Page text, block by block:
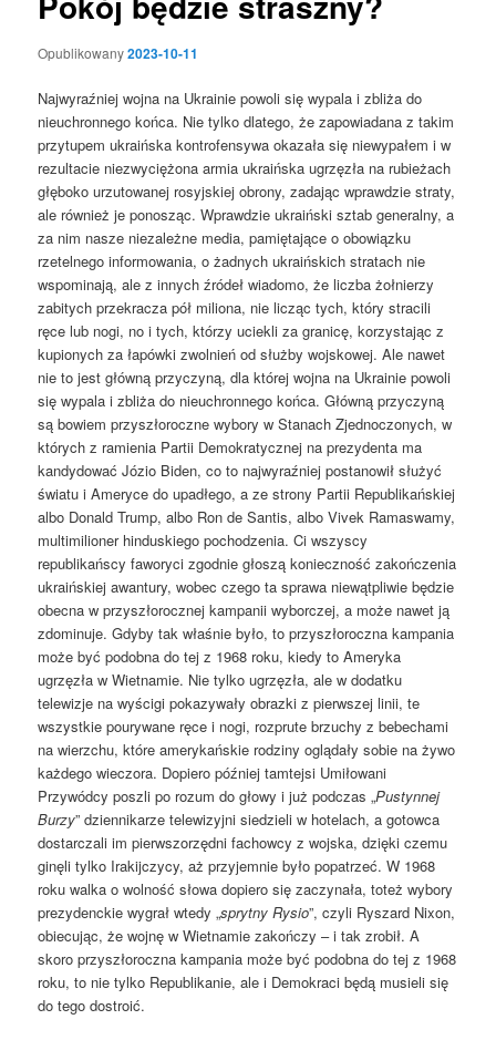
Opublikowany2023-10-11
Najwyraźniej wojna na Ukrainie powoli się wypala i zbliża do
nieuchronnego końca. Nie tylko dlatego, że zapowiadana z takim
przytupem ukraińska kontrofensywa okazała się niewypałem i w
rezultacie niezwyciężona armia ukraińska ugrzęzła na rubieżach
głęboko urzutowanej rosyjskiej obrony, zadając wprawdzie straty,
ale również je ponosząc. Wprawdzie ukraiński sztab generalny, a
za nim nasze niezależne media, pamiętające o obowiązku
rzetelnego informowania, o żadnych ukraińskich stratach nie
wspominają, ale z innych źródeł wiadomo, że liczba żołnierzy
zabitych przekracza pół miliona, nie licząc tych, który stracili
ręce lub nogi, no i tych, którzy uciekli za granicę, korzystając z
kupionych za łapówki zwolnień od służby wojskowej. Ale nawet
nie to jest główną przyczyną, dla której wojna na Ukrainie powoli
się wypala i zbliża do nieuchronnego końca. Główną przyczyną
są bowiem przyszłoroczne wybory w Stanach Zjednoczonych, w
których z ramienia Partii Demokratycznej na prezydenta ma
kandydować Józio Biden, co to najwyraźniej postanowił służyć
światu i Ameryce do upadłego, a ze strony Partii Republikańskiej
albo Donald Trump, albo Ron de Santis, albo Vivek Ramaswamy,
multimilioner hinduskiego pochodzenia. Ci wszyscy
republikańscy faworyci zgodnie głoszą konieczność zakończenia
ukraińskiej awantury, wobec czego ta sprawa niewątpliwie będzie
obecna w przyszłorocznej kampanii wyborczej, a może nawet ją
zdominuje. Gdyby tak właśnie było, to przyszłoroczna kampania
może być podobna do tej z 1968 roku, kiedy to Ameryka
ugrzęzła w Wietnamie. Nie tylko ugrzęzła, ale w dodatku
telewizje na wyścigi pokazywały obrazki z pierwszej linii, te
wszystkie pourywane ręce i nogi, rozprute brzuchy z bebechami
na wierzchu, które amerykańskie rodziny oglądały sobie na żywo
każdego wieczora. Dopiero później tamtejsi Umiłowani
Przywódcy poszli po rozum do głowy i już podczas „Pustynnej
Burzy” dziennikarze telewizyjni siedzieli w hotelach, a gotowca
dostarczali im pierwszorzędni fachowcy z wojska, dzięki czemu
ginęli tylko Irakijczycy, aż przyjemnie było popatrzeć. W 1968
roku walka o wolność słowa dopiero się zaczynała, toteż wybory
prezydenckie wygrał wtedy „sprytny Rysio”, czyli Ryszard Nixon,
obiecując, że wojnę w Wietnamie zakończy – i tak zrobił. A
skoro przyszłoroczna kampania może być podobna do tej z 1968
roku, to nie tylko Republikanie, ale i Demokraci będą musieli się
do tego dostroić.